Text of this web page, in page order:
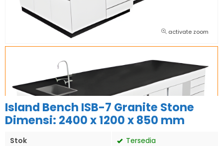
activate zoom
Island Bench ISB-7 Granite Stone
Dimensi: 2400 x 1200 x 850 mm
Stok
Tersedia